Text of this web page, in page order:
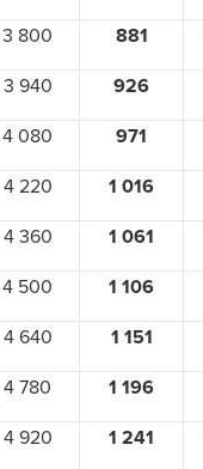
3 800 881
3 940 926
4 080 971
4 220 1 016
4 360 1 061
4 500 1 106
4 640 1 151
4 780 1 196
4 920 1 241